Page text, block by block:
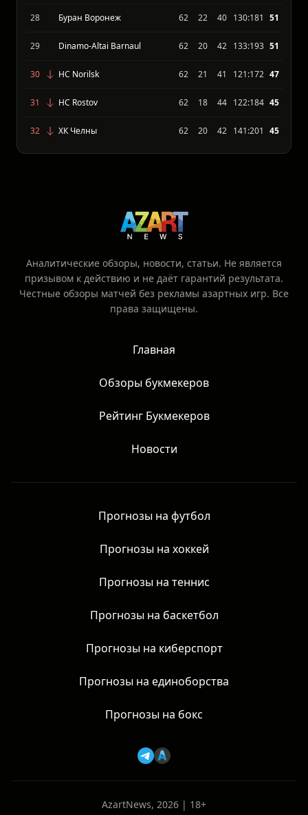
28 Буран Воронеж 62 22 40 130:181 51
29 Dinamo-Altai Barnaul 62 20 42 133:193 51
30 HC Norilsk 62 21 41 121:172 47
31 HC Rostov 62 18 44 122:184 45
32 ХК Челны 62 20 42 141:201 45
Аналитические обзоры, новости, статьи. Не является
призывом к действию и не даёт гарантий результата.
Честные обзоры матчей без рекламы азартных игр. Все
права защищены.
Главная
Обзоры букмекеров
Рейтинг Букмекеров
Новости
Прогнозы на футбол
Прогнозы на хоккей
Прогнозы на теннис
Прогнозы на баскетбол
Прогнозы на киберспорт
Прогнозы на единоборства
Прогнозы на бокс
AzartNews, 2026 | 18+